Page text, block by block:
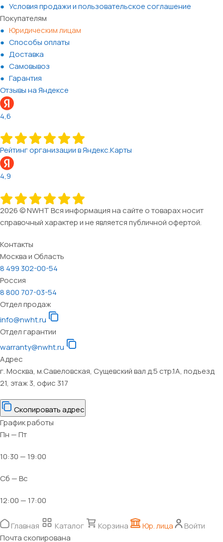
Условия продажи и пользовательское соглашение
Покупателям
Юридическим лицам
Способы оплаты
Доставка
Самовывоз
Гарантия
Отзывы на Яндексе
4,6
Рейтинг организации в Яндекс.Карты
4,9
2026 © NWHT Вся информация на сайте о товарах носит
справочный характер и не является публичной офертой.
Контакты
Москва и Область
8 499 302-00-54
Россия
8 800 707-03-54
Отдел продаж
info@nwht.ru
Отдел гарантии
warranty@nwht.ru
Адрес
г. Москва, м.Савеловская, Сущевский вал д.5 стр.1А, подъезд
21, этаж 3, офис 317
Скопировать адрес
График работы
Пн — Пт
10:30 — 19:00
Сб — Вс
12:00 — 17:00
Главная Каталог Корзина Юр. лица
Войти
Почта скопирована